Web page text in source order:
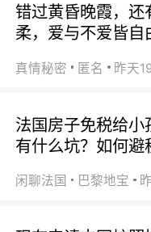
错过黄昏晚霞，还
柔，爱与不爱皆自
真情秘密 匿名 昨天
法国房子免税给
有什么坑？如何避
闲聊法国 巴黎地宝